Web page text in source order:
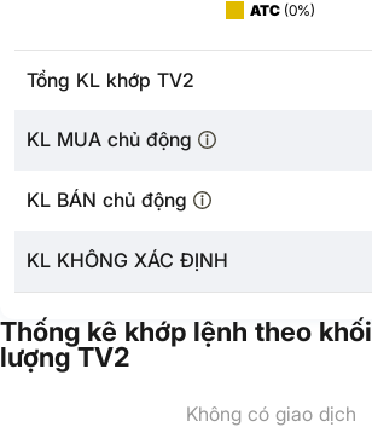
ATC (0%)
Tổng KL khớp TV2
KL MUA chủ động
KL BÁN chủ động
KL KHÔNG XÁC ĐỊNH
Thống kê khớp lệnh theo khối
lượng TV2
Không có giao dịch